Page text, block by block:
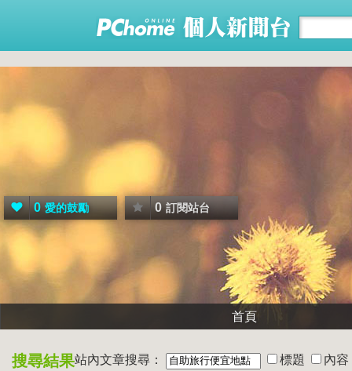
0 愛的鼓勵 0 訂閱站台
首頁
搜尋結果站內文章搜尋： 標題
內容